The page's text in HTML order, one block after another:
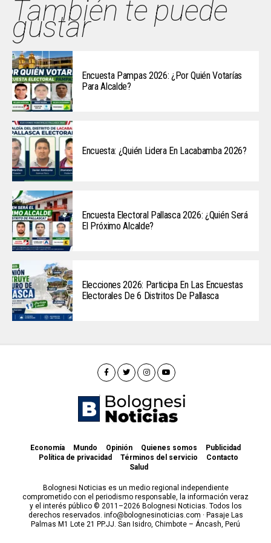
También te puede
gustar
Encuesta Pampas 2026: ¿Por Quién Votarías
Para Alcalde?
Encuesta: ¿Quién Lidera En Lacabamba 2026?
Encuesta Electoral Pallasca 2026: ¿Quién Será
El Próximo Alcalde?
Elecciones 2026: Participa En Las Encuestas
Electorales De 6 Distritos De Pallasca
Economía Mundo Opinión Quienes somos
Publicidad
Política de privacidad
Términos del servicio
Contacto
Salud
Bolognesi Noticias es un medio regional independiente
comprometido con el periodismo responsable, la información veraz
y el interés público © 2011–2026 Bolognesi Noticias. Todos los
derechos reservados. info@bolognesinoticias.com · Pasaje Las
Palmas M1 Lote 21 PP.JJ. San Isidro, Chimbote – Áncash, Perú